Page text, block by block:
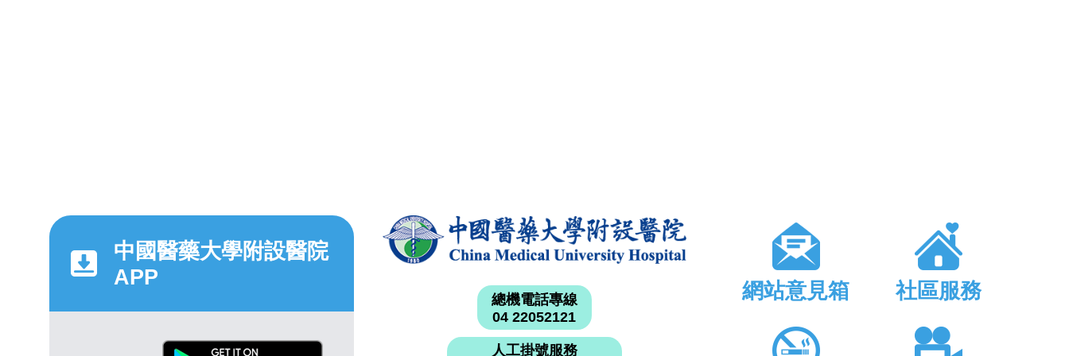
中國醫藥大學附設醫院
APP
總機電話專線
04 22052121
人工掛號服務
網站意見箱 社區服務